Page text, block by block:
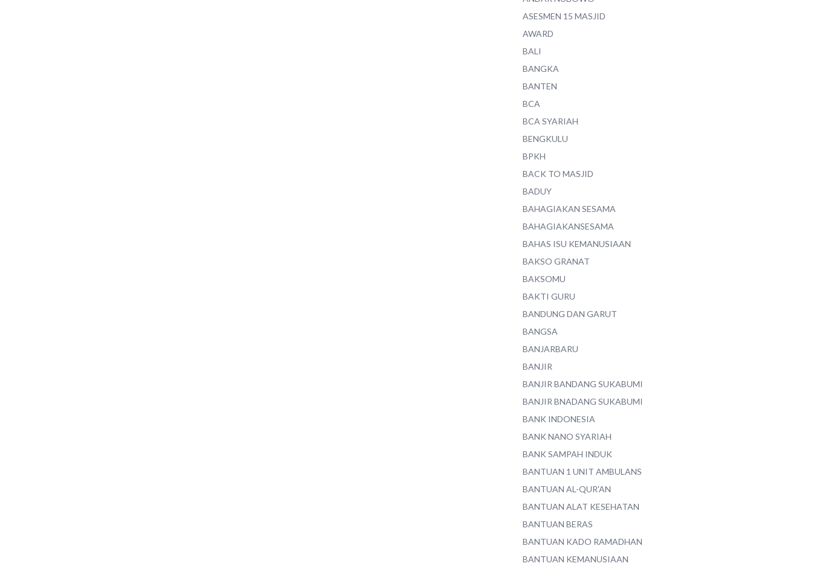
ASESMEN 15 MASJID
AWARD
BALI
BANGKA
BANTEN
BCA
BCA SYARIAH
BENGKULU
BPKH
BACK TO MASJID
BADUY
BAHAGIAKAN SESAMA
BAHAGIAKANSESAMA
BAHAS ISU KEMANUSIAAN
BAKSO GRANAT
BAKSOMU
BAKTI GURU
BANDUNG DAN GARUT
BANGSA
BANJARBARU
BANJIR
BANJIR BANDANG SUKABUMI
BANJIR BNADANG SUKABUMI
BANK INDONESIA
BANK NANO SYARIAH
BANK SAMPAH INDUK
BANTUAN 1 UNIT AMBULANS
BANTUAN AL-QUR'AN
BANTUAN ALAT KESEHATAN
BANTUAN BERAS
BANTUAN KADO RAMADHAN
BANTUAN KEMANUSIAAN